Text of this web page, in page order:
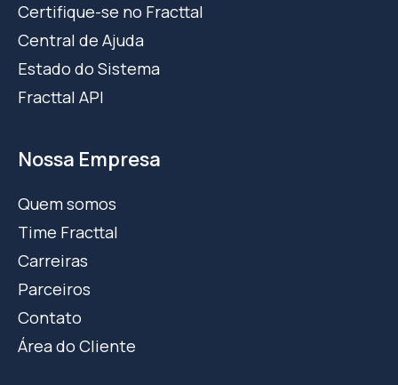
Certifique-se no Fracttal
Central de Ajuda
Estado do Sistema
Fracttal API
Nossa Empresa
Quem somos
Time Fracttal
Carreiras
Parceiros
Contato
Área do Cliente